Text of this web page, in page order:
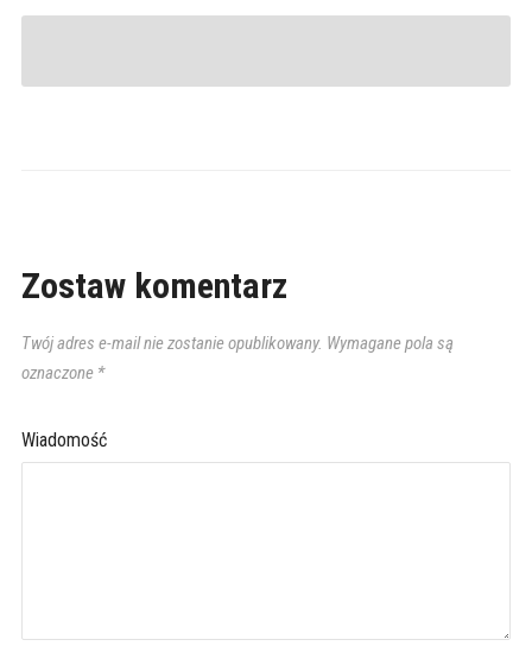
Zostaw komentarz
Twój adres e-mail nie zostanie opublikowany. Wymagane pola są
oznaczone *
Wiadomość